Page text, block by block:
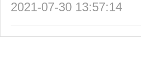
2021-07-30 13:57:14